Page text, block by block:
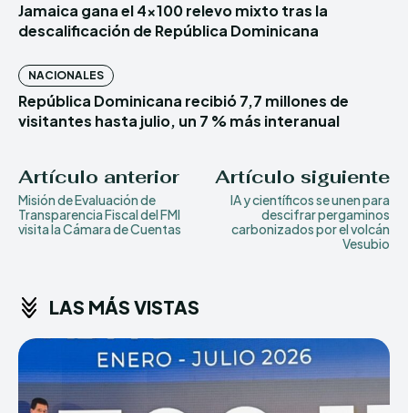
Jamaica gana el 4×100 relevo mixto tras la
descalificación de República Dominicana
NACIONALES
República Dominicana recibió 7,7 millones de
visitantes hasta julio, un 7 % más interanual
Artículo anterior
Misión de Evaluación de
Transparencia Fiscal del FMI
visita la Cámara de Cuentas
Artículo siguiente
IA y científicos se unen para
descifrar pergaminos
carbonizados por el volcán
Vesubio
LAS MÁS VISTAS